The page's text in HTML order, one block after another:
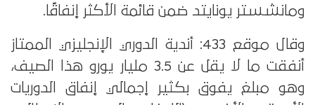
ومانشستر يونايتد ضمن قائمة الأكثر إنفاقًا.
وقال موقع 433: أندية الدوري الإنجليزي الممتاز
أنفقت ما لا يقل عن 3.5 مليار يورو هذا الصيف،
وهو مبلغ يفوق بكثير إجمالي إنفاق الدوريات